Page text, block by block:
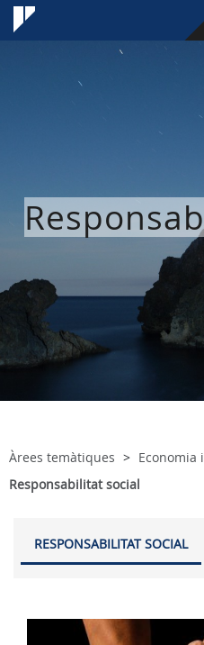
Àrees temàtiques
Economia
Responsabilitat social
RESPONSABILITAT SOCIAL